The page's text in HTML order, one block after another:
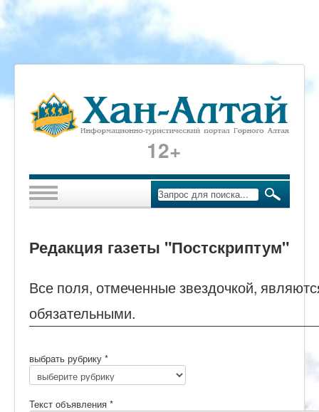
12+
Редакция газеты "Постскриптум"
Все поля, отмеченные звездочкой,
обязательными.
выбрать рубрику *
Текст объявления *